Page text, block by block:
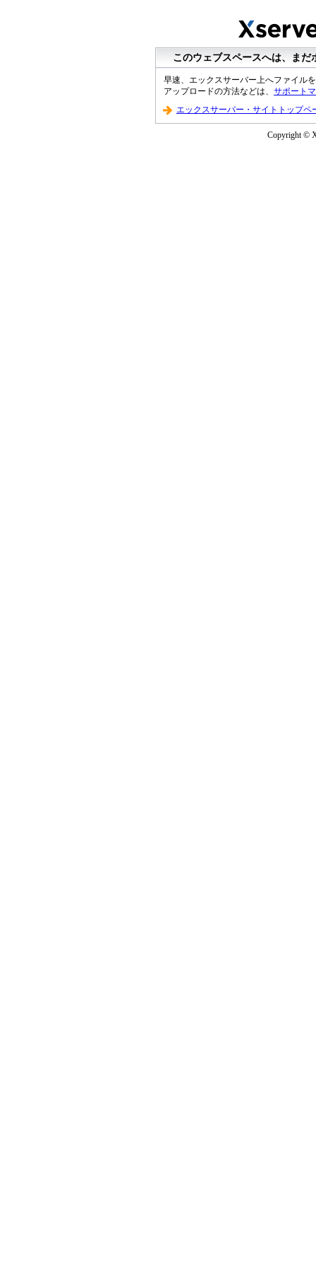
このウェブスペースへは、ま
早速、エックスサーバー上へファイル
アップロードの方法などは、 サポート
エックスサーバー・サイトトップペ
Copyright ©